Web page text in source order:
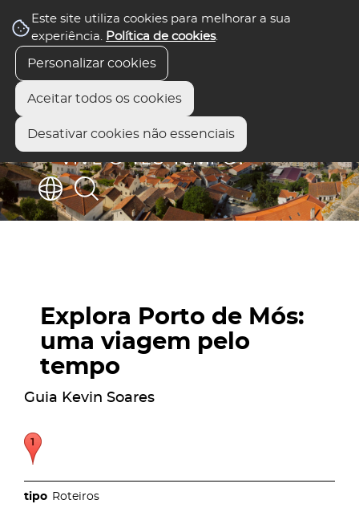
Este site utiliza cookies para melhorar a sua
experiência. Política de cookies.
Personalizar cookies
Aceitar todos os cookies
Desativar cookies não essenciais
Explora Porto de Mós:
uma viagem pelo
tempo
Guia Kevin Soares
Roteiros